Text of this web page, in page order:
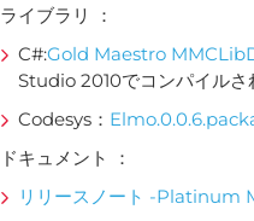
ライブラリ ：
C#:Gold Maestro
Studio 2010でコンパイルさ
Codesys：
ドキュメント ：
リリースノート -Platinum